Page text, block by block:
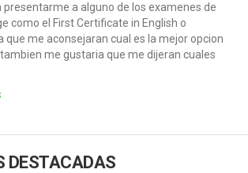
presentarme a alguno de los examenes de
como el First Certificate in English o
que me aconsejaran cual es la mejor opcion
me gustaria que me dijeran cuales
DESTACADAS